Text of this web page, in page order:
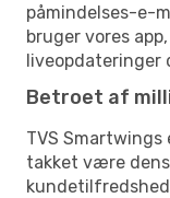
påmindelses-e-
bruger vores
liveopdateringer
Betroet af
TVS
takket være